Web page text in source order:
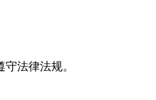
法律法规。